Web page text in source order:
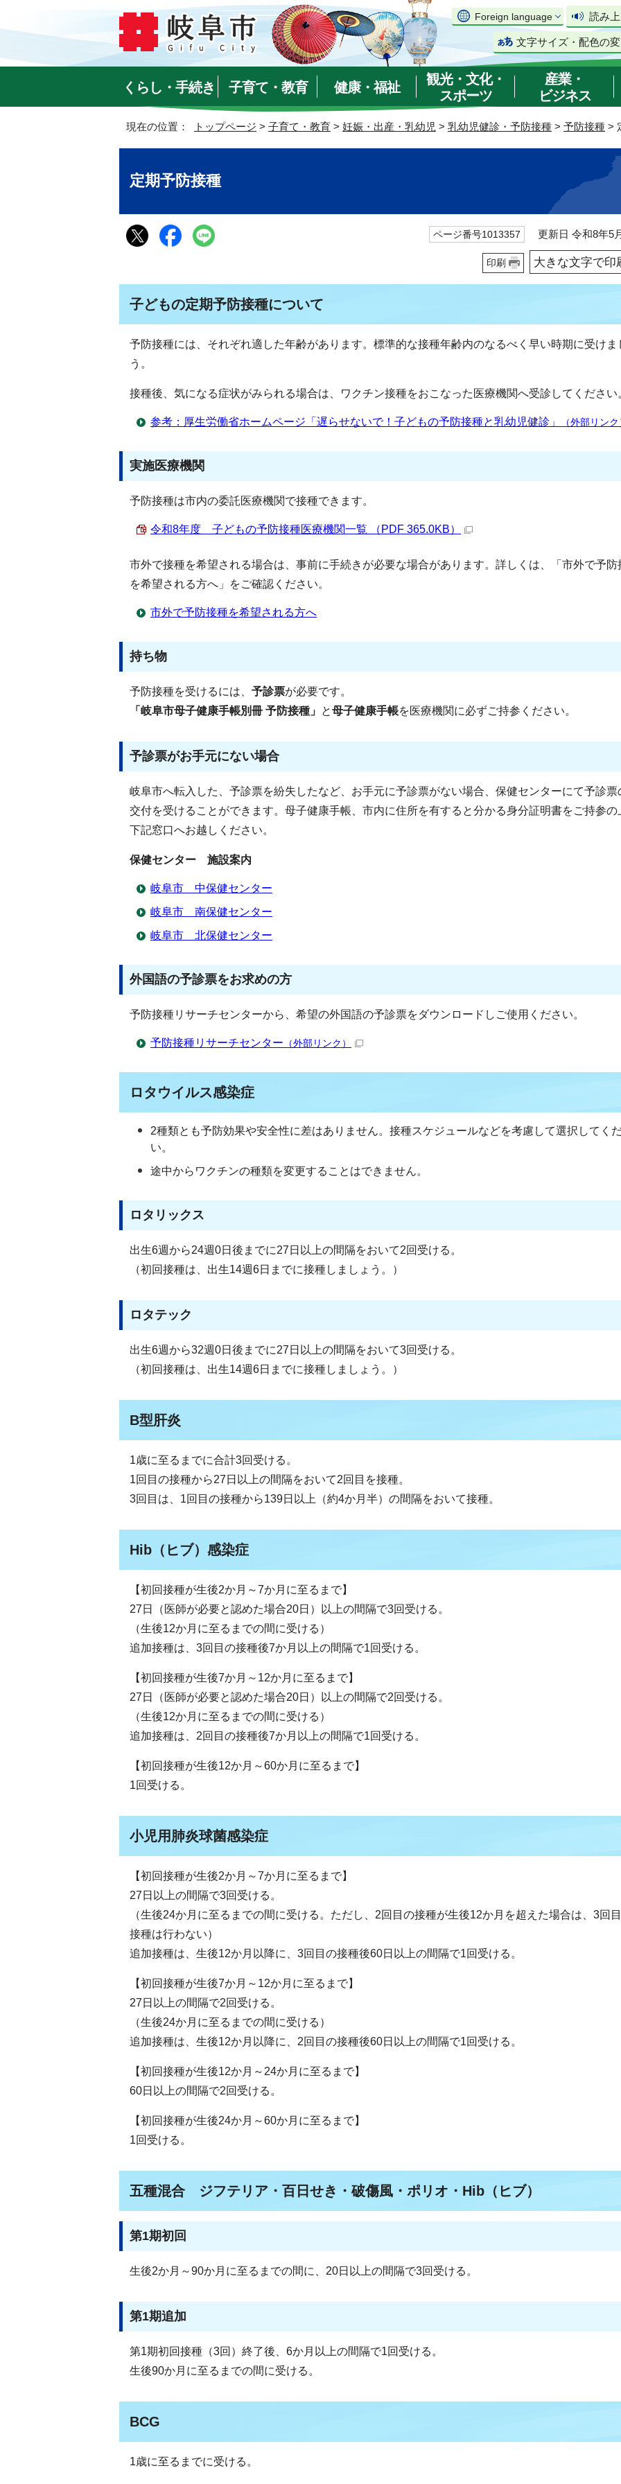
Foreign language 読み
文字サイズ・配色の
くらし・手続き 子育て・教育 健康・福祉
観光・文化・
スポーツ
産業・
ビジネス
現在の位置： トップページ > 子育て・教育 > 妊娠・出産・乳幼児 > 乳幼児健診・予防接種 > 予防接種 >
定期予防接種
ページ番号1013357 更新日 令和8年5
印刷 大きな文字で印
子どもの定期予防接種について
予防接種には、それぞれ適した年齢があります。標準的な接種年齢内のなるべく早い時期に受けま
う。
接種後、気になる症状がみられる場合は、ワクチン接種をおこなった医療機関へ受診してください
参考：厚生労働省ホームページ「遅らせないで！子どもの予防接種と乳幼児健診」 （外部リン
実施医療機関
予防接種は市内の委託医療機関で接種できます。
令和8年度 子どもの予防接種医療機関一覧 （PDF 365.0KB）
市外で接種を希望される場合は、事前に手続きが必要な場合があります。詳しくは、「市外で予防
を希望される方へ」をご確認ください。
市外で予防接種を希望される方へ
持ち物
予防接種を受けるには、 予診票が必要です。
「岐阜市母子健康手帳別冊 予防接種」 と母子健康手帳を医療機関に必ずご持参ください。
予診票がお手元にない場合
岐阜市へ転入した、予診票を紛失したなど、お手元に予診票がない場合、保健センターにて予診票
交付を受けることができます。母子健康手帳、市内に住所を有すると分かる身分証明書をご持参の
下記窓口へお越しください。
保健センター 施設案内
岐阜市 中保健センター
岐阜市 南保健センター
岐阜市 北保健センター
外国語の予診票をお求めの方
予防接種リサーチセンターから、希望の外国語の予診票をダウンロードしご使用ください。
予防接種リサーチセンター （外部リンク）
ロタウイルス感染症
2種類とも予防効果や安全性に差はありません。接種スケジュールなどを考慮して選択してく
い。
途中からワクチンの種類を変更することはできません。
ロタリックス
出生6週から24週0日後までに27日以上の間隔をおいて2回受ける。
（初回接種は、出生14週6日までに接種しましょう。）
ロタテック
出生6週から32週0日後までに27日以上の間隔をおいて3回受ける。
（初回接種は、出生14週6日までに接種しましょう。）
B型肝炎
1歳に至るまでに合計3回受ける。
1回目の接種から27日以上の間隔をおいて2回目を接種。
3回目は、1回目の接種から139日以上（約4か月半）の間隔をおいて接種。
Hib（ヒブ）感染症
【初回接種が生後2か月～7か月に至るまで】
27日（医師が必要と認めた場合20日）以上の間隔で3回受ける。
（生後12か月に至るまでの間に受ける）
追加接種は、3回目の接種後7か月以上の間隔で1回受ける。
【初回接種が生後7か月～12か月に至るまで】
27日（医師が必要と認めた場合20日）以上の間隔で2回受ける。
（生後12か月に至るまでの間に受ける）
追加接種は、2回目の接種後7か月以上の間隔で1回受ける。
【初回接種が生後12か月～60か月に至るまで】
1回受ける。
小児用肺炎球菌感染症
【初回接種が生後2か月～7か月に至るまで】
27日以上の間隔で3回受ける。
（生後24か月に至るまでの間に受ける。ただし、2回目の接種が生後12か月を超えた場合は、3回
接種は行わない）
追加接種は、生後12か月以降に、3回目の接種後60日以上の間隔で1回受ける。
【初回接種が生後7か月～12か月に至るまで】
27日以上の間隔で2回受ける。
（生後24か月に至るまでの間に受ける）
追加接種は、生後12か月以降に、2回目の接種後60日以上の間隔で1回受ける。
【初回接種が生後12か月～24か月に至るまで】
60日以上の間隔で2回受ける。
【初回接種が生後24か月～60か月に至るまで】
1回受ける。
五種混合 ジフテリア・百日せき・破傷風・ポリオ・Hib（ヒブ）
第1期初回
生後2か月～90か月に至るまでの間に、20日以上の間隔で3回受ける。
第1期追加
第1期初回接種（3回）終了後、6か月以上の間隔で1回受ける。
生後90か月に至るまでの間に受ける。
BCG
1歳に至るまでに受ける。